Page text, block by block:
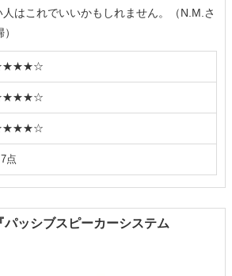
はこれでいいかもしれません。（N.M.さ
点
ッシブスピーカーシステム